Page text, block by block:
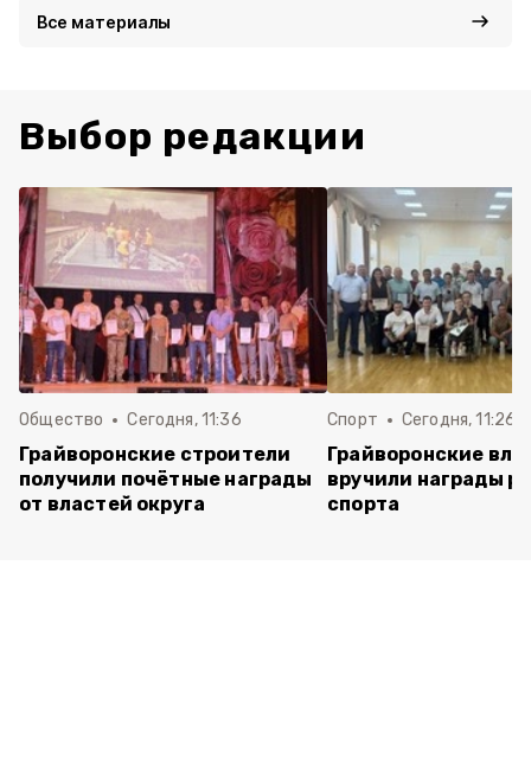
Все материалы
Выбор редакции
Общество Сегодня, 11:36
Грайворонские строители
получили почётные награды
от властей округа
Спорт Сегодня, 11:26
Грайворонские
вручили награды
спорта